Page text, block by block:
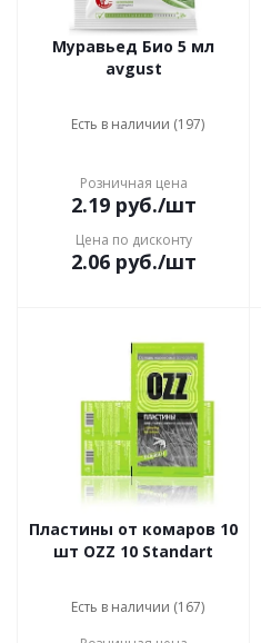
Муравьед Био 5 мл
avgust
Есть в наличии (197)
Розничная цена
2.19руб./шт
Цена по дисконту
2.06руб./шт
Пластины от комаров 10
шт OZZ 10 Standart
Есть в наличии (167)